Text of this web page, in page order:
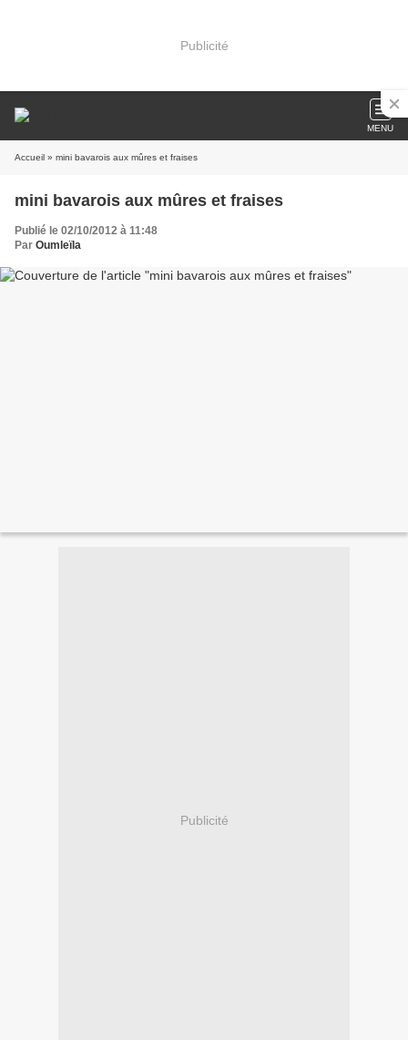
Publicité
MENU
Accueil » mini bavarois aux mûres et fraises
mini bavarois aux mûres et fraises
Publié le 02/10/2012 à 11:48
Par Oumleïla
Publicité